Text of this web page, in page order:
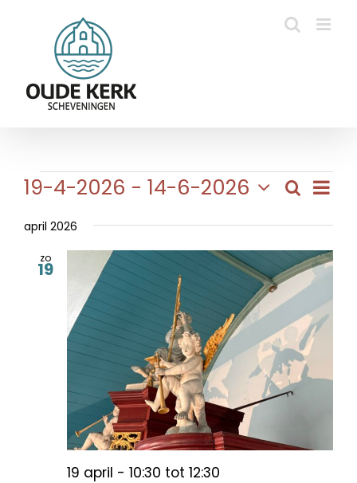
Evenementen
en
Zoeken
Lijst
19-4-2026 - 14-6-2026
een
datum.
april 2026
zo
19
19 april - 10:30 tot 12:30